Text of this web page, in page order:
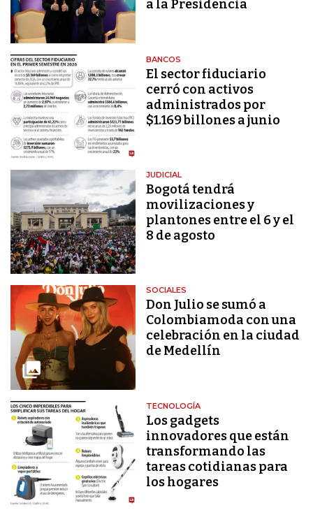
a la Presidencia
BANCOS
El sector fiduciario
cerró con activos
administrados por
$1.169 billones a junio
JUDICIAL
Bogotá tendrá
movilizaciones y
plantones entre el 6 y el
8 de agosto
SOCIALES
Don Julio se sumó a
Colombiamoda con una
celebración en la ciudad
de Medellín
TECNOLOGÍA
Los gadgets
innovadores que están
transformando las
tareas cotidianas para
los hogares